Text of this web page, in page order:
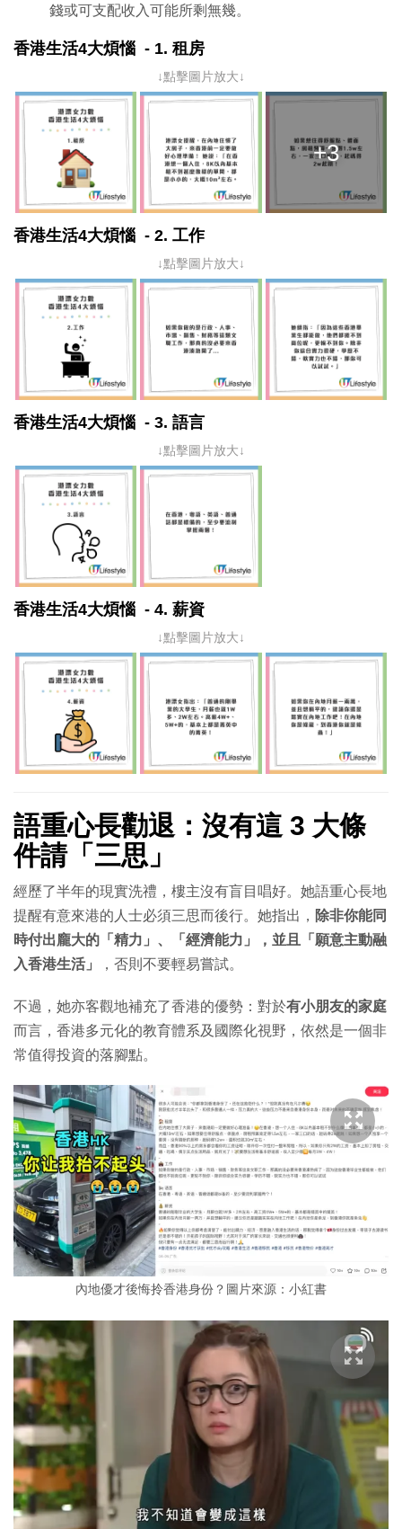
錢或可支配收入可能所剩無幾。
香港生活4大煩惱 - 1. 租房
↓點擊圖片放大↓
+3
香港生活4大煩惱 - 2. 工作
↓點擊圖片放大↓
香港生活4大煩惱 - 3. 語言
↓點擊圖片放大↓
香港生活4大煩惱 - 4. 薪資
↓點擊圖片放大↓
語重心長勸退：沒有這 3 大條
件請「三思」
經歷了半年的現實洗禮，樓主沒有盲目唱好。她語重心長地
提醒有意來港的人士必須三思而後行。她指出， 除非你能同
時付出龐大的「精力」、「經濟能力」，並且「願意主動融
入香港生活」
，否則不要輕易嘗試。
不過，她亦客觀地補充了香港的優勢：對於有小朋友的家庭
而言，香港多元化的教育體系及國際化視野，依然是一個非
常值得投資的落腳點。
內地優才後悔拎香港身份？圖片來源：小紅書